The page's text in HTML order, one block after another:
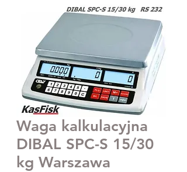
Waga kalkulacyjna
DIBAL SPC-S 15/30
kg Warszawa